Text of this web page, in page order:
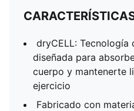
dryCELL: Tecnología
diseñada para
cuerpo y mantenerte
ejercicio
Fabricado con